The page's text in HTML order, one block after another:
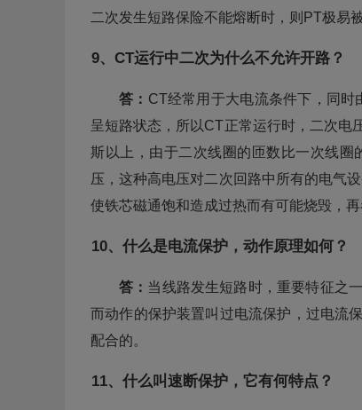
二次发生短路保险不能熔断时，则PT极易被
9、CT运行中二次为什么不允许开路？
答： CT经常用于大电流条件下，同
呈短路状态，所以CT正常运行时，二次电
斯以上，由于二次线圈的匝数比一次线
压，这种高电压对二次回路中所有的电气
使铁芯磁通饱和造成过热而有可能烧毁，
10、什么是电流保护，动作原理如何？
答： 当线路发生短路时，重要特征之
而动作的保护装置叫过电流保护，过电流
配合的。
11、什么叫速断保护，它有何特点？